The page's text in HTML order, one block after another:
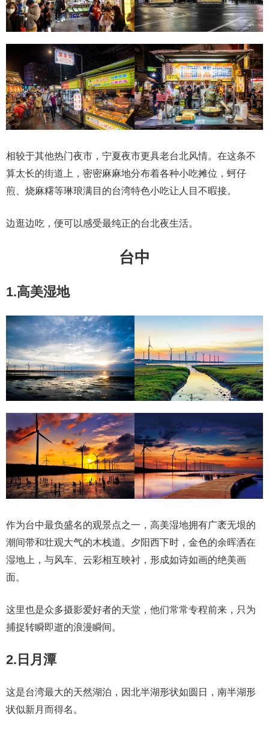
相较于其他热门夜市，宁夏夜市更具老台北风情。在这条不
算太长的街道上，密密麻麻地分布着各种小吃摊位，蚵仔
煎、烧麻糬等琳琅满目的台湾特色小吃让人目不暇接。
边逛边吃，便可以感受最纯正的台北夜生活。
台中
1.高美湿地
作为台中最负盛名的观景点之一，高美湿地拥有广袤无垠的
潮间带和壮观大气的木栈道。夕阳西下时，金色的余晖洒在
湿地上，与风车、云彩相互映衬，形成如诗如画的绝美画
面。
这里也是众多摄影爱好者的天堂，他们常常专程前来，只为
捕捉转瞬即逝的浪漫瞬间。
2.日月潭
这是台湾最大的天然湖泊，因北半湖形状如圆日，南半湖形
状似新月而得名。